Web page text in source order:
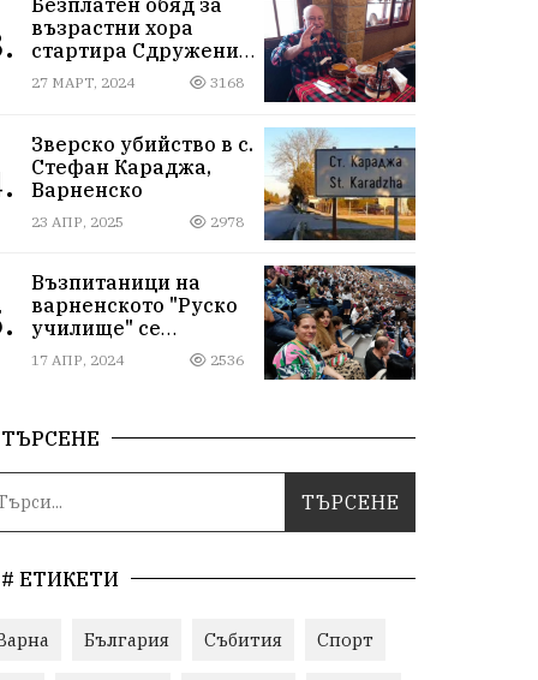
възрастни хора
стартира Сдружение
„Хора от народа“ във
Варна
27 МАРТ, 2024 3168
Зверско убийство в с.
Стефан Караджа,
Варненско
23 АПР, 2025 2978
Възпитаници на
варненското "Руско
училище" се
срещнаха на юбилея
си отвъд
17 АПР, 2024 2536
ТЪРСЕНЕ
# ЕТИКЕТИ
България Събития Спорт